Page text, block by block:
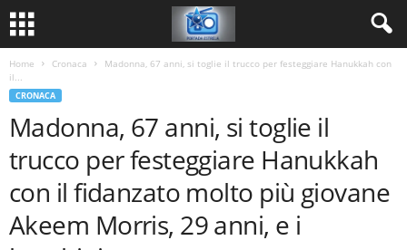
Home Cronaca
Madonna, 67 anni, si toglie il trucco per festeggiare Hanukkah con
il...
CRONACA
Madonna, 67 anni, si toglie il
trucco per festeggiare Hanukkah
con il fidanzato molto più giovane
Akeem Morris, 29 anni, e i